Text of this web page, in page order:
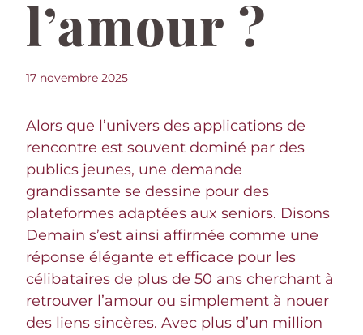
l’amour ?
17 novembre 2025
Alors que l’univers des applications de
rencontre est souvent dominé par des
publics jeunes, une demande
grandissante se dessine pour des
plateformes adaptées aux seniors. Disons
Demain s’est ainsi affirmée comme une
réponse élégante et efficace pour les
célibataires de plus de 50 ans cherchant à
retrouver l’amour ou simplement à nouer
des liens sincères. Avec plus d’un million